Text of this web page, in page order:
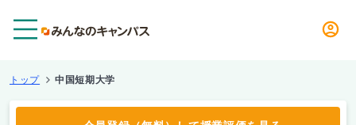
トップ 中国短期大学